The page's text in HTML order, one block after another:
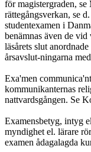
för magistergraden,
rättegångsverkan, se
studentexamen i
benämnas även de
läsårets slut
årsavslut-ningarna med
Exa'men
kommunikanternas
nattvardsgången. Se
Examensbetyg, intyg
myndighet el. lärare
examen ådagalagda